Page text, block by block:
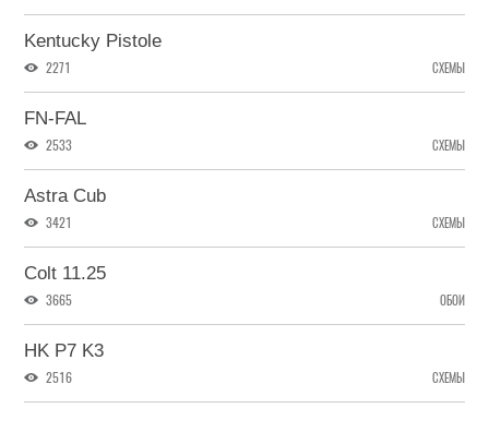
Kentucky Pistole
2271 СХЕМЫ
FN-FAL
2533 СХЕМЫ
Astra Cub
3421 СХЕМЫ
Colt 11.25
3665 ОБОИ
HK P7 K3
2516 СХЕМЫ